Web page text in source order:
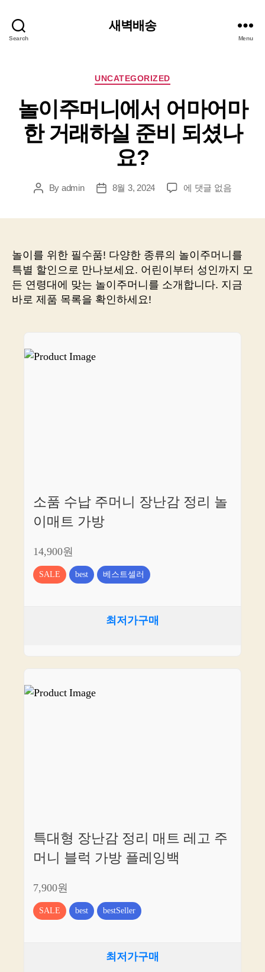
Search
새벽배송
Menu
Categories
UNCATEGORIZED
놀이주머니에서 어마어마
한 거래하실 준비 되셨나
요?
PostBy admin
Post8월 3, 2024
놀
에
서
어
마
한
에 댓글 없음
놀이를 위한 필수품! 다양한 종류의 놀이주머니를
특별 할인으로 만나보세요. 어린이부터 성인까지 모
든 연령대에 맞는 놀이주머니를 소개합니다. 지금
바로 제품 목록을 확인하세요!
소품 수납 주머니 장난감 정리 놀
이매트 가방
14,900원
SALE best 베스트셀러
최저가구매
특대형 장난감 정리 매트 레고 주
머니 블럭 가방 플레잉백
7,900원
SALE best bestSeller
최저가구매